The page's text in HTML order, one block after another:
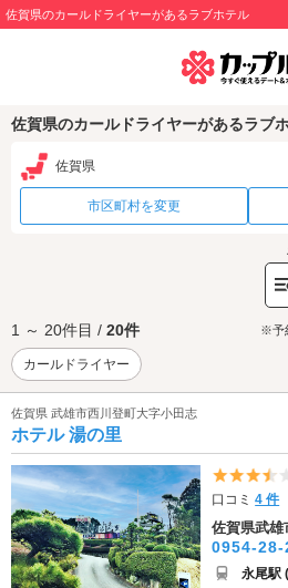
佐賀県のカールドライヤーがあるラブホテル
佐賀県のカールドライヤーがあるラブ
佐賀県
市区町村を変更
1 ～ 20件目 / 20件 ※予
カールドライヤー
佐賀県 武雄市西川登町大字小田志
ホテル 湯の里
口コミ4 件
佐賀県武雄
0954-28-
永尾駅